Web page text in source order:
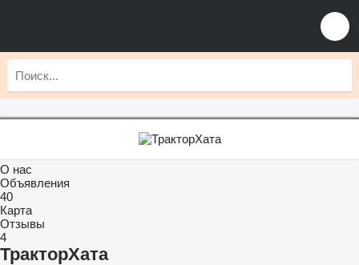
О нас
Объявления
40
Карта
Отзывы
4
ТракторХата